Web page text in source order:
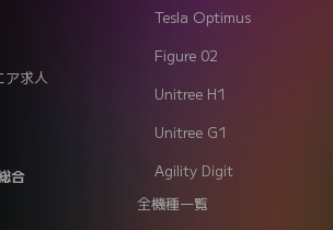
ア求人
合
Tesla Optimus
Figure 02
Unitree H1
Unitree G1
Agility Digit
全機種一覧